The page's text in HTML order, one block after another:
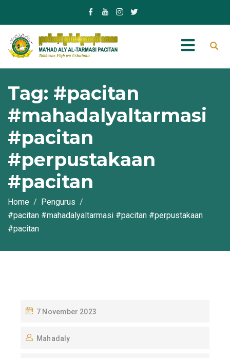
Tag: #pacitan
#mahadalyaltarmasi
#pacitan
#perpustakaan
#pacitan
Home
Pengurus
#pacitan #mahadalyaltarmasi #pacitan #perpustakaan
#pacitan
P
S
7 November 2023
Mahadaly